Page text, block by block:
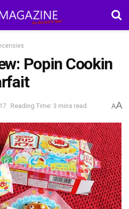
Popin Cookin
Reading Time: 3 mins read AA